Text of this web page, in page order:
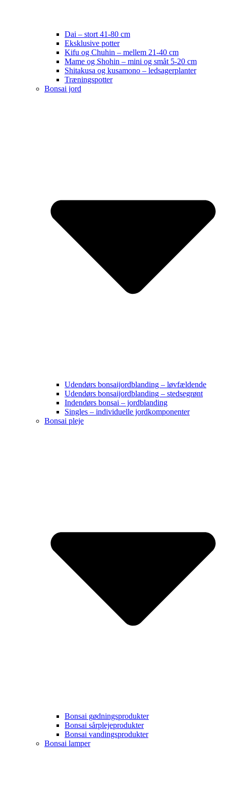
Dai – stort 41-80 cm
Eksklusive potter
Kifu og Chuhin – mellem 21-40 cm
Mame og Shohin – mini og småt 5-20 cm
Shitakusa og kusamono – ledsagerplanter
Træningspotter
Bonsai jord
Udendørs bonsaijordblanding – løvfældende
Udendørs bonsaijordblanding – stedsegrønt
Indendørs bonsai – jordblanding
Singles – individuelle jordkomponenter
Bonsai pleje
Bonsai gødningsprodukter
Bonsai sårplejeprodukter
Bonsai vandingsprodukter
Bonsai lamper